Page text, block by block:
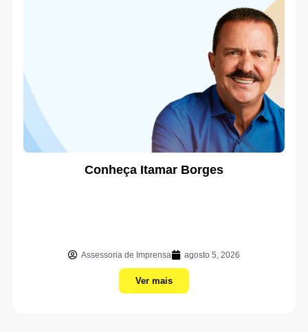
Conheça Itamar Borges
Assessoria de Imprensa agosto 5, 2026
Ver mais